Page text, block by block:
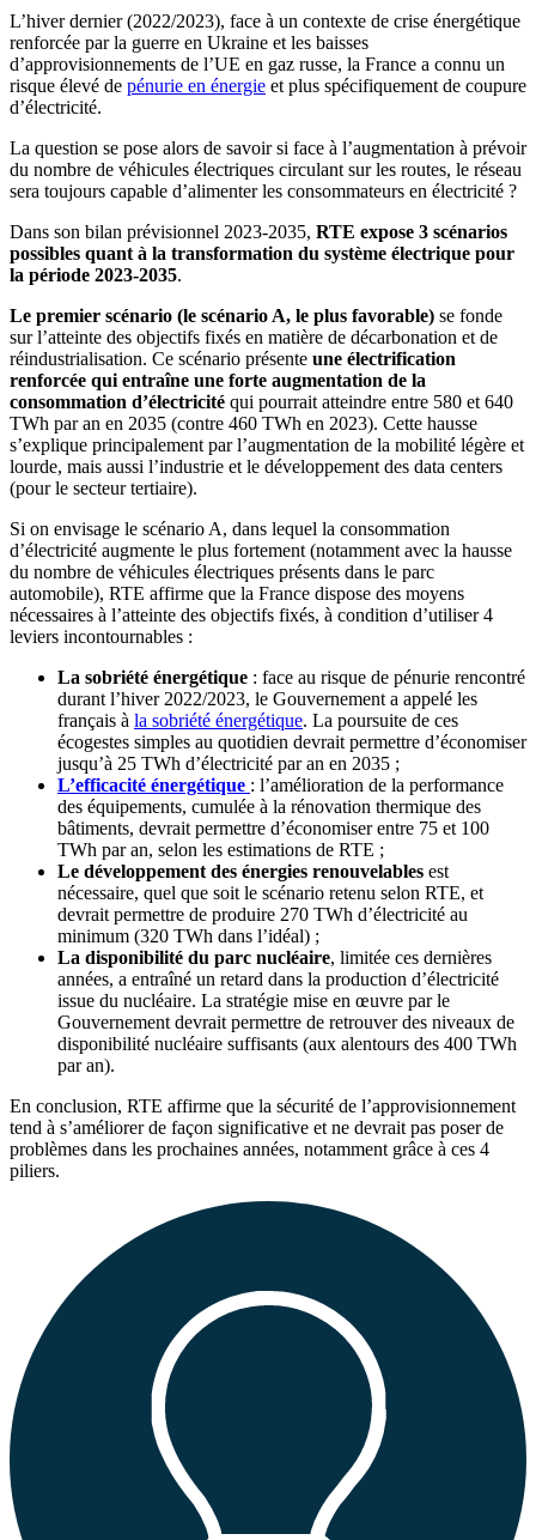
L’hiver dernier (2022/2023), face à un contexte de crise énergétique
renforcée par la guerre en Ukraine et les baisses
d’approvisionnements de l’UE en gaz russe, la France a connu un
risque élevé de pénurie en énergie et plus spécifiquement de coupure
d’électricité.
La question se pose alors de savoir si face à l’augmentation à prévoir
du nombre de véhicules électriques circulant sur les routes, le réseau
sera toujours capable d’alimenter les consommateurs en électricité ?
Dans son bilan prévisionnel 2023-2035, RTE expose 3 scénarios
possibles quant à la transformation du système électrique pour
la période 2023-2035.
Le premier scénario (le scénario A, le plus favorable) se fonde
sur l’atteinte des objectifs fixés en matière de décarbonation et de
réindustrialisation. Ce scénario présente une électrification
renforcée qui entraîne une forte augmentation de la
consommation d’électricité qui pourrait atteindre entre 580 et 640
TWh par an en 2035 (contre 460 TWh en 2023). Cette hausse
s’explique principalement par l’augmentation de la mobilité légère et
lourde, mais aussi l’industrie et le développement des data centers
(pour le secteur tertiaire).
Si on envisage le scénario A, dans lequel la consommation
d’électricité augmente le plus fortement (notamment avec la hausse
du nombre de véhicules électriques présents dans le parc
automobile), RTE affirme que la France dispose des moyens
nécessaires à l’atteinte des objectifs fixés, à condition d’utiliser 4
leviers incontournables :
La sobriété énergétique : face au risque de pénurie rencontré
durant l’hiver 2022/2023, le Gouvernement a appelé les
français à la sobriété énergétique. La poursuite de ces
écogestes simples au quotidien devrait permettre d’économiser
jusqu’à 25 TWh d’électricité par an en 2035 ;
L’efficacité énergétique : l’amélioration de la performance
des équipements, cumulée à la rénovation thermique des
bâtiments, devrait permettre d’économiser entre 75 et 100
TWh par an, selon les estimations de RTE ;
Le développement des énergies renouvelables est
nécessaire, quel que soit le scénario retenu selon RTE, et
devrait permettre de produire 270 TWh d’électricité au
minimum (320 TWh dans l’idéal) ;
La disponibilité du parc nucléaire, limitée ces dernières
années, a entraîné un retard dans la production d’électricité
issue du nucléaire. La stratégie mise en œuvre par le
Gouvernement devrait permettre de retrouver des niveaux de
disponibilité nucléaire suffisants (aux alentours des 400 TWh
par an).
En conclusion, RTE affirme que la sécurité de l’approvisionnement
tend à s’améliorer de façon significative et ne devrait pas poser de
problèmes dans les prochaines années, notamment grâce à ces 4
piliers.